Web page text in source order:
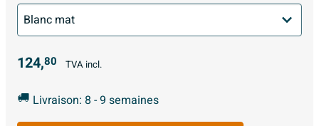
124,80 TVA incl.
Livraison: 8 - 9 semaines